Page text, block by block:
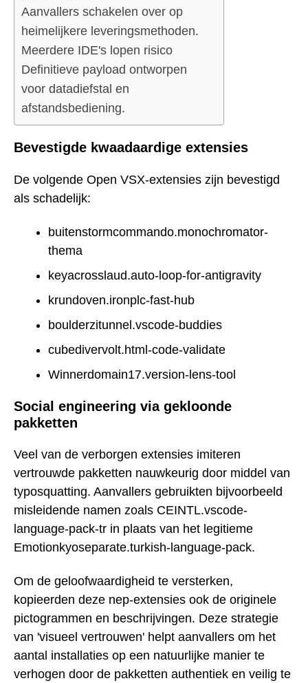
Aanvallers schakelen over op
heimelijkere leveringsmethoden.
Meerdere IDE's lopen risico
Definitieve payload ontworpen
voor datadiefstal en
afstandsbediening.
Bevestigde kwaadaardige extensies
De volgende Open VSX-extensies zijn bevestigd
als schadelijk:
buitenstormcommando.monochromator-
thema
keyacrosslaud.auto-loop-for-antigravity
krundoven.ironplc-fast-hub
boulderzitunnel.vscode-buddies
cubedivervolt.html-code-validate
Winnerdomain17.version-lens-tool
Social engineering via gekloonde
pakketten
Veel van de verborgen extensies imiteren
vertrouwde pakketten nauwkeurig door middel van
typosquatting. Aanvallers gebruikten bijvoorbeeld
misleidende namen zoals CEINTL.vscode-
language-pack-tr in plaats van het legitieme
Emotionkyoseparate.turkish-language-pack.
Om de geloofwaardigheid te versterken,
kopieerden deze nep-extensies ook de originele
pictogrammen en beschrijvingen. Deze strategie
van 'visueel vertrouwen' helpt aanvallers om het
aantal installaties op een natuurlijke manier te
verhogen door de pakketten authentiek en veilig te